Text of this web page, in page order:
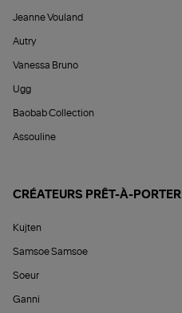
Jeanne Vouland
Autry
Vanessa Bruno
Ugg
Baobab Collection
Assouline
CRÉATEURS PRÊT-À-PORTER
Kujten
Samsoe Samsoe
Soeur
Ganni